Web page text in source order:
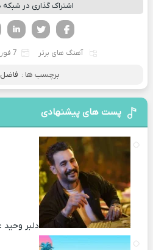
اشتراک گذاری در
آهنگ های برتر 7 فوریه 2024
برچسب ها :
پست های پیشنهادی
دلبر وحید